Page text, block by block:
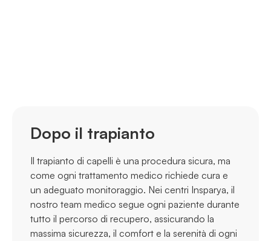
Dopo il trapianto
Il trapianto di capelli è una procedura sicura, ma
come ogni trattamento medico richiede cura e
un adeguato monitoraggio. Nei centri Insparya, il
nostro team medico segue ogni paziente durante
tutto il percorso di recupero, assicurando la
massima sicurezza, il comfort e la serenità di ogni